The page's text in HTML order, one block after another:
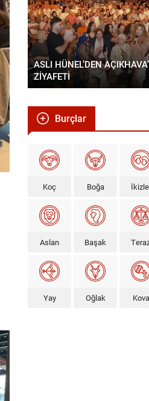
ASLI HÜNEL’DEN
ZİYAFETİ
Burçlar
Koç Boğa
Aslan Başak
Yay Oğlak Kova